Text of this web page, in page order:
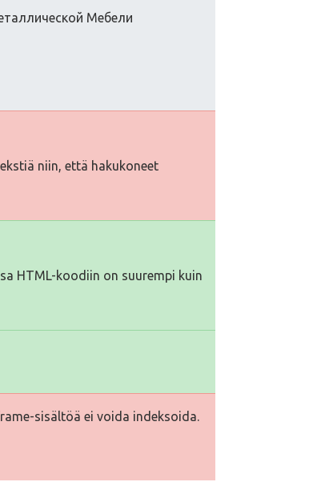
Мебели
niin, että hakukoneet
HTML-koodiin on suurempi kuin
sisältöä ei voida indeksoida.